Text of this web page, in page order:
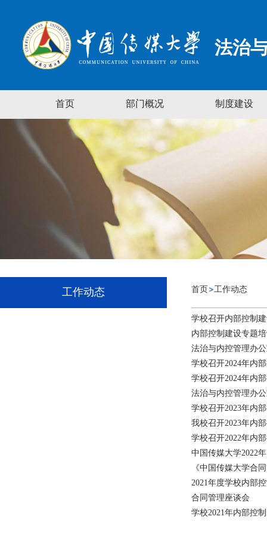
法治
首页 部门概况 制度建设
工作动态 首页 工作动态
学校召开内部控制
内部控制建设专题
法治与内控管理办
学校召开2024年内
学校召开2024年内
法治与内控管理办
学校召开2023年内
我校召开2023年内
学校召开2022年内
中国传媒大学2022
《中国传媒大学合
2021年度学校内部
合同管理座谈会
学校2021年内部控